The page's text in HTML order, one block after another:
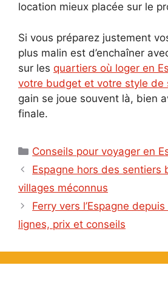
location mieux placée sur le
Si vous préparez justement
plus malin est d’enchaîner
sur les quartiers où loger en
votre budget et votre style de
gain se joue souvent là, bien
finale.
Catégories
Conseils pour voyager en
Espagne hors des sentiers
villages méconnus
Ferry vers l’Espagne
lignes, prix et conseils